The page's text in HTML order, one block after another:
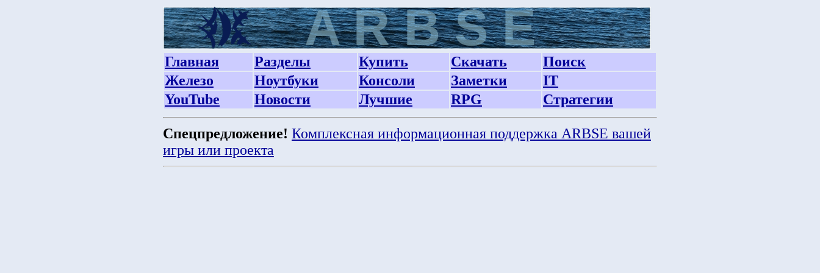
Главная Разделы Купить Скачать
Поиск
Железо
Ноутбуки Консоли Заметки
IT
YouTube
Новости Лучшие RPG Стратегии
Спецпредложение! Комплексная информационная поддержка ARBSE вашей
игры или проекта